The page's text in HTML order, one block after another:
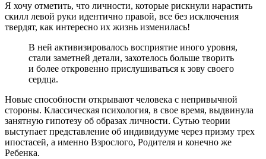
Я хочу отметить, что личности, которые рискнули нарастить
скилл левой руки идентично правой, все без исключения
твердят, как интересно их жизнь изменилась!
В ней активизировалось восприятие иного уровня,
стали заметней детали, захотелось больше творить
и более откровенно прислушиваться к зову своего
сердца.
Новые способности открывают человека с непривычной
стороны. Классическая психология, в свое время, выдвинула
занятную гипотезу об образах личности. Сутью теории
выступает представление об индивидууме через призму трех
ипостасей, а именно Взрослого, Родителя и конечно же
Ребенка.